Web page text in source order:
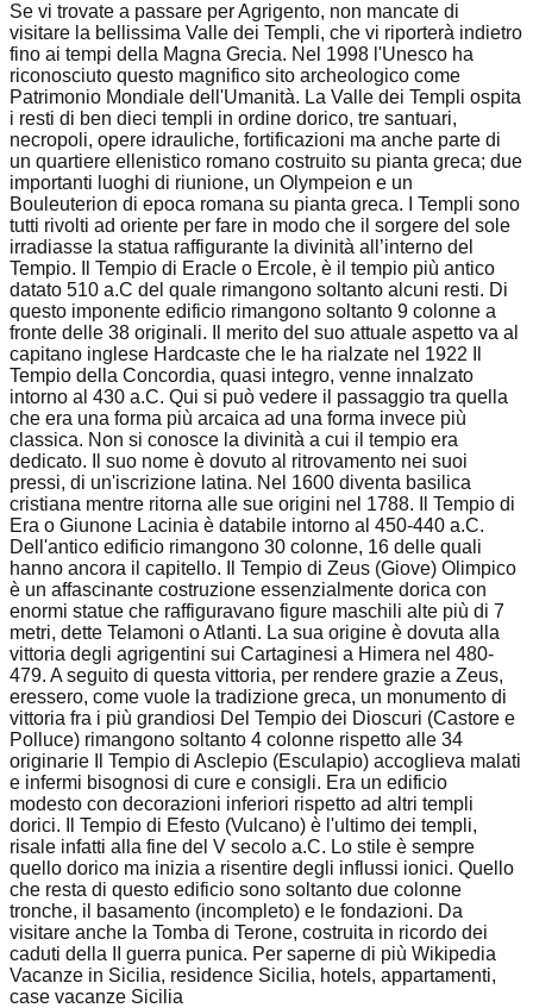
Se vi trovate a passare per Agrigento, non mancate di
visitare la bellissima Valle dei Templi, che vi riporterà indietro
fino ai tempi della Magna Grecia. Nel 1998 l'Unesco ha
riconosciuto questo magnifico sito archeologico come
Patrimonio Mondiale dell'Umanità. La Valle dei Templi ospita
i resti di ben dieci templi in ordine dorico, tre santuari,
necropoli, opere idrauliche, fortificazioni ma anche parte di
un quartiere ellenistico romano costruito su pianta greca; due
importanti luoghi di riunione, un Olympeion e un
Bouleuterion di epoca romana su pianta greca. I Templi sono
tutti rivolti ad oriente per fare in modo che il sorgere del sole
irradiasse la statua raffigurante la divinità all’interno del
Tempio. Il Tempio di Eracle o Ercole, è il tempio più antico
datato 510 a.C del quale rimangono soltanto alcuni resti. Di
questo imponente edificio rimangono soltanto 9 colonne a
fronte delle 38 originali. Il merito del suo attuale aspetto va al
capitano inglese Hardcaste che le ha rialzate nel 1922 Il
Tempio della Concordia, quasi integro, venne innalzato
intorno al 430 a.C. Qui si può vedere il passaggio tra quella
che era una forma più arcaica ad una forma invece più
classica. Non si conosce la divinità a cui il tempio era
dedicato. Il suo nome è dovuto al ritrovamento nei suoi
pressi, di un'iscrizione latina. Nel 1600 diventa basilica
cristiana mentre ritorna alle sue origini nel 1788. Il Tempio di
Era o Giunone Lacinia è databile intorno al 450-440 a.C.
Dell'antico edificio rimangono 30 colonne, 16 delle quali
hanno ancora il capitello. Il Tempio di Zeus (Giove) Olimpico
è un affascinante costruzione essenzialmente dorica con
enormi statue che raffiguravano figure maschili alte più di 7
metri, dette Telamoni o Atlanti. La sua origine è dovuta alla
vittoria degli agrigentini sui Cartaginesi a Himera nel 480-
479. A seguito di questa vittoria, per rendere grazie a Zeus,
eressero, come vuole la tradizione greca, un monumento di
vittoria fra i più grandiosi Del Tempio dei Dioscuri (Castore e
Polluce) rimangono soltanto 4 colonne rispetto alle 34
originarie Il Tempio di Asclepio (Esculapio) accoglieva malati
e infermi bisognosi di cure e consigli. Era un edificio
modesto con decorazioni inferiori rispetto ad altri templi
dorici. Il Tempio di Efesto (Vulcano) è l'ultimo dei templi,
risale infatti alla fine del V secolo a.C. Lo stile è sempre
quello dorico ma inizia a risentire degli influssi ionici. Quello
che resta di questo edificio sono soltanto due colonne
tronche, il basamento (incompleto) e le fondazioni. Da
visitare anche la Tomba di Terone, costruita in ricordo dei
caduti della II guerra punica. Per saperne di più Wikipedia
Vacanze in Sicilia, residence Sicilia, hotels, appartamenti,
case vacanze Sicilia